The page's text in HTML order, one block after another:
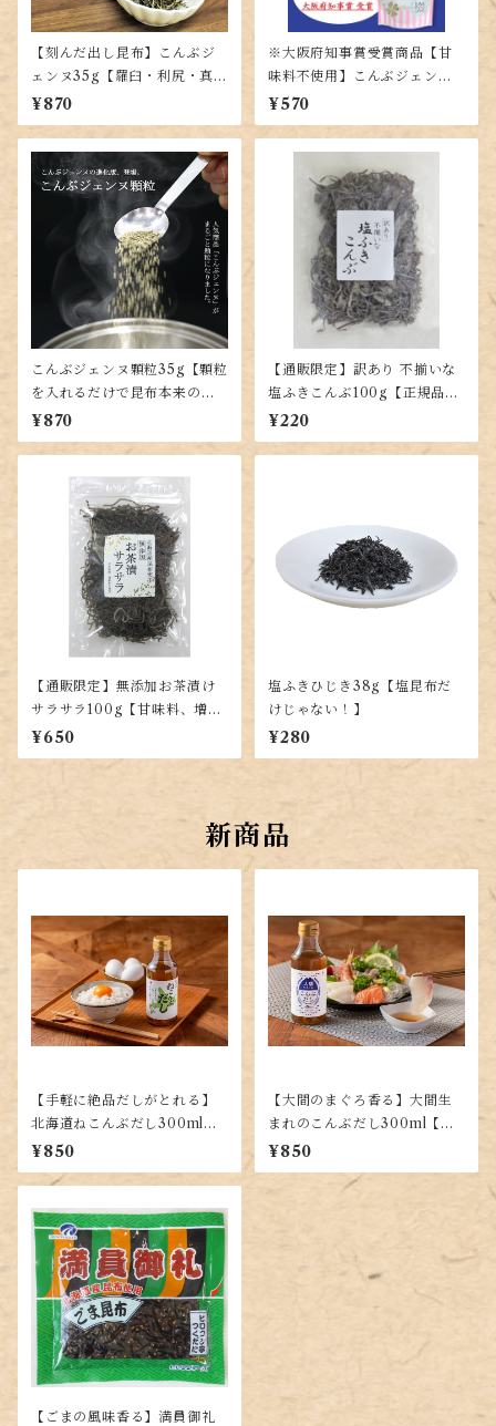
【刻んだ出し昆布】こんぶジ
ェンヌ35g【羅臼・利尻・真昆
布の黄金比率ブレンド】
¥870
※大阪府知事賞受賞商品【甘
味料不使用】こんぶジェンヌ
とろろ35g【羅臼・利尻・真昆
布の入った贅沢とろろ昆布】
¥570
こんぶジェンヌ顆粒35g【顆粒
を入れるだけで昆布本来の味
が楽しめる！出し昆布代わり
に！羅臼・利尻・真昆布を贅
¥870
【通販限定】訳あり 不揃いな
塩ふきこんぶ100g【正規品と
同じ味】
¥220
【通販限定】無添加お茶漬け
サラサラ100g【甘味料、増粘
剤不使用で上質な昆布を使用
した塩昆布】
¥650
塩ふきひじき38g【塩昆布だ
けじゃない！】
¥280
新商品
【手軽に絶品だしがとれる】
北海道ねこんぶだし300ml
【使いやすい液体タイプ】
¥850
【大間のまぐろ香る】大間生
まれのこんぶだし300ml【手
軽な液体だし】
¥850
【ごまの風味香る】満員御礼